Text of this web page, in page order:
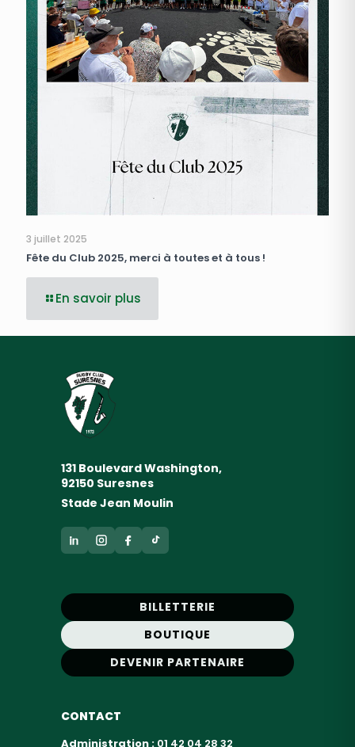
3 juillet 2025
Fête du Club 2025, merci à toutes et à tous !
En savoir plus
131 Boulevard Washington,
92150 Suresnes
Stade Jean Moulin
BILLETTERIE
BOUTIQUE
DEVENIR PARTENAIRE
CONTACT
Administration : 01 42 04 28 32